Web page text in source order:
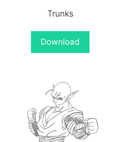
Trunks
Download